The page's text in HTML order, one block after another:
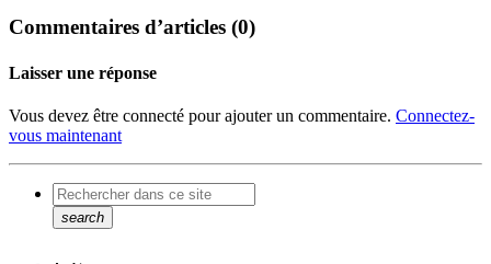
Commentaires d’articles (0)
Laisser une réponse
Vous devez être connecté pour ajouter un commentaire. Connectez-
vous maintenant
search